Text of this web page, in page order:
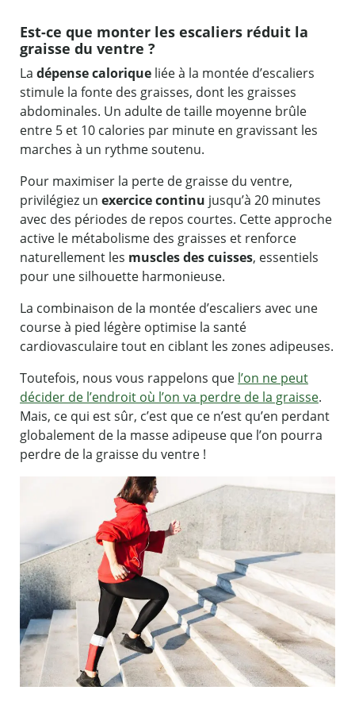
Est-ce que monter les escaliers réduit la
graisse du ventre ?
La dépense calorique liée à la montée d’escaliers
stimule la fonte des graisses, dont les graisses
abdominales. Un adulte de taille moyenne brûle
entre 5 et 10 calories par minute en gravissant les
marches à un rythme soutenu.
Pour maximiser la perte de graisse du ventre,
privilégiez un exercice continu jusqu’à 20 minutes
avec des périodes de repos courtes. Cette approche
active le métabolisme des graisses et renforce
naturellement les muscles des cuisses, essentiels
pour une silhouette harmonieuse.
La combinaison de la montée d’escaliers avec une
course à pied légère optimise la santé
cardiovasculaire tout en ciblant les zones adipeuses.
Toutefois, nous vous rappelons que l’on ne peut
décider de l’endroit où l’on va perdre de la graisse.
Mais, ce qui est sûr, c’est que ce n’est qu’en perdant
globalement de la masse adipeuse que l’on pourra
perdre de la graisse du ventre !